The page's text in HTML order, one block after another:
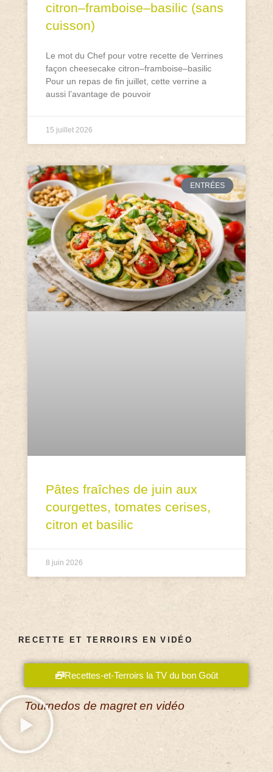
citron–framboise–basilic (sans
cuisson)
Le mot du Chef pour votre recette de Verrines
façon cheesecake citron–framboise–basilic
Pour un repas de fin juillet, cette verrine a
aussi l’avantage de pouvoir
15 juillet 2026
ENTRÉES
Pâtes fraîches de juin aux
courgettes, tomates cerises,
citron et basilic
8 juin 2026
RECETTE ET TERROIRS EN VIDÉO
Recettes-et-Terroirs la TV du bon Goût
Tournedos de magret en vidéo